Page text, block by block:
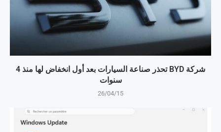
شركة BYD تحذر صناعة السيارات بعد أول انخفاض لها منذ 4
سنوات
26/04/15